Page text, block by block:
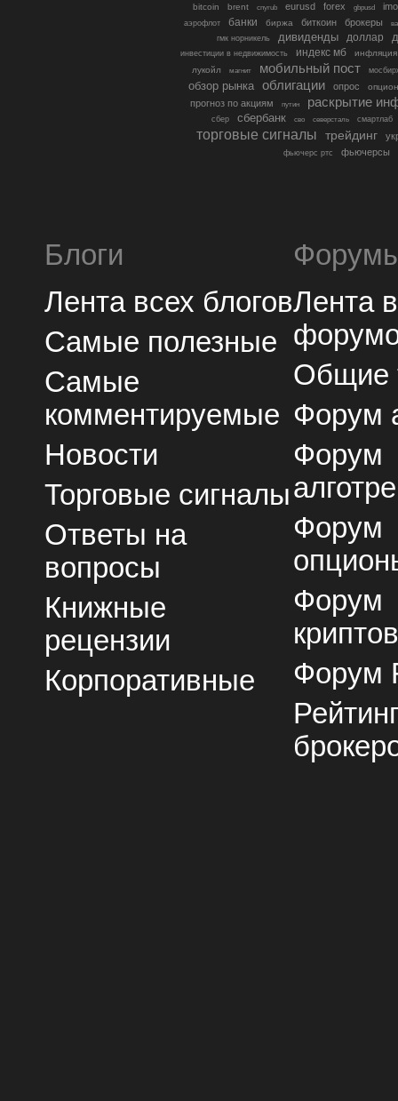
bitcoin brent cnyrub eurusd forex gbpusd
аэрофлот банки биржа биткоин брокеры
гмк норникель
дивиденды доллар
инвестиции в недвижимость индекс мб
инфляция
лукойл
магнит мобильный пост
обзор рынка облигации опрос
прогноз по акциям путин раскрытие
сбер сбербанк сво северсталь смартлаб
торговые сигналы трейдинг
фьючерс ртс фьючерсы
Блоги
Лента всех блогов
Самые полезные
Самые
комментируемые
Новости
Торговые сигналы
Ответы на
вопросы
Книжные
рецензии
Корпоративные
Лента
Общие
Форум
Форум
Форум
Форум
Форум